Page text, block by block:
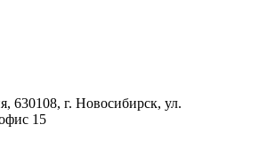
630108, г. Новосибирск, ул.
15